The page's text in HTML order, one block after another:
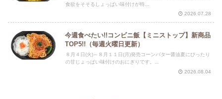
食欲をそそるしょっぱい味付けが特...
2026.07.28
今週食べたい!!コンビニ飯【ミニストップ】新商品
TOP5!!（毎週火曜日更新）
８月４日(火)～８月１１日(月)発売コーンバター醤油夏にぴったり
の甘じょっぱい味付けのおにぎりです。...
2026.08.04